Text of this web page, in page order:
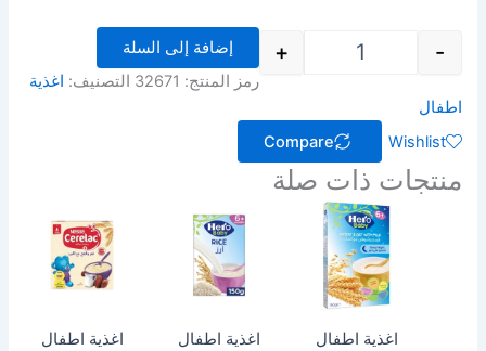
-
+
إضافة إلى السلة
رمز المنتج: 32671 التصنيف: اغذية
اطفال
Wishlist
Compare
منتجات ذات صلة
اغذية اطفال اغذية اطفال اغذية اطفال